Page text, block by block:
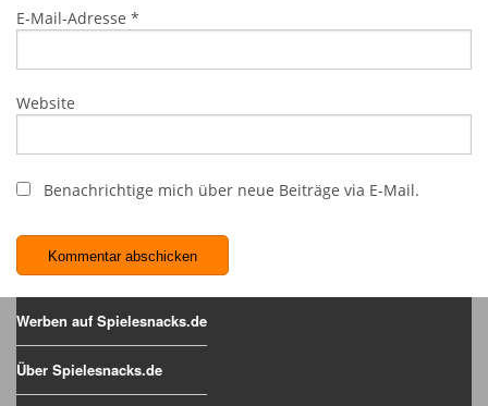
E-Mail-Adresse *
Website
Benachrichtige mich über neue Beiträge via E-Mail.
Werben auf Spielesnacks.de
Über Spielesnacks.de